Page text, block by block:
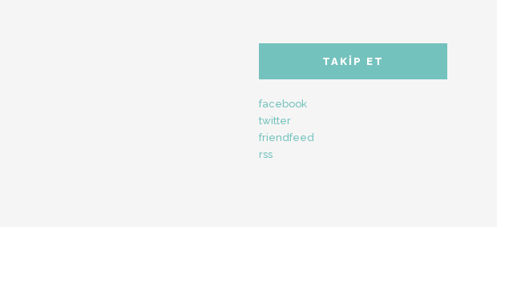
TAKIP ET
facebook
twitter
friendfeed
rss